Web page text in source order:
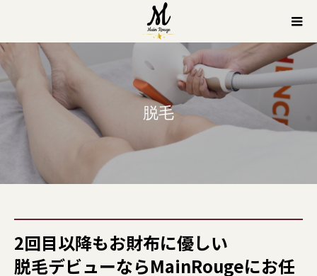
脱毛
2回目以降もお財布に優しい
脱毛デビューならMainRougeにお任